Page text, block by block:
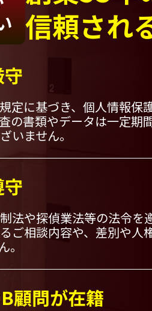
信頼され
定に基づき、個人情報保
の書類やデータは一定期
いません。
法や探偵業法等の法令を
ご相談内容や、差別や人
。
顧問が在籍